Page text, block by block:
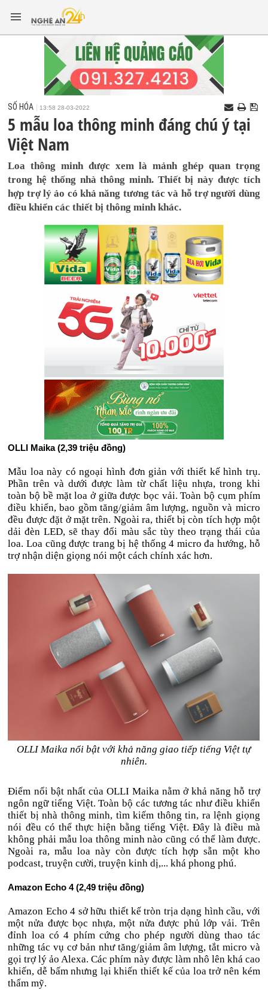
SỐ HÓA 13:58 28-03-2022
5 mẫu loa thông minh đáng chú ý tại
Việt Nam
Loa thông minh được xem là mảnh ghép quan trọng
trong hệ thống nhà thông minh. Thiết bị này được tích
hợp trợ lý ảo có khả năng tương tác và hỗ trợ người dùng
điều khiển các thiết bị thông minh khác.
OLLI Maika (2,39 triệu đồng)
Mẫu loa này có ngoại hình đơn giản với thiết kế hình trụ.
Phần trên và dưới được làm từ chất liệu nhựa, trong khi
toàn bộ bề mặt loa ở giữa được bọc vải. Toàn bộ cụm phím
điều khiển, bao gồm tăng/giảm âm lượng, nguồn và micro
đều được đặt ở mặt trên. Ngoài ra, thiết bị còn tích hợp một
dải đèn LED, sẽ thay đổi màu sắc tùy theo trạng thái của
loa. Loa cũng được trang bị hệ thống 4 micro đa hướng, hỗ
trợ nhận diện giọng nói một cách chính xác hơn.
OLLI Maika nổi bật với khả năng giao tiếp tiếng Việt tự
nhiên.
Điểm nổi bật nhất của OLLI Maika nằm ở khả năng hỗ trợ
ngôn ngữ tiếng Việt. Toàn bộ các tương tác như điều khiển
thiết bị nhà thông minh, tìm kiếm thông tin, ra lệnh giọng
nói đều có thể thực hiện bằng tiếng Việt. Đây là điều mà
không phải mẫu loa thông minh nào cũng có thể làm được.
Ngoài ra, mẫu loa này còn được tích hợp sẵn một kho
podcast, truyện cười, truyện kinh dị,... khá phong phú.
Amazon Echo 4 (2,49 triệu đồng)
Amazon Echo 4 sở hữu thiết kế tròn trịa dạng hình cầu, với
một nửa được bọc nhựa, một nửa được phủ lớp vải. Trên
đỉnh loa có 4 phím cứng cho phép người dùng thao tác
những tác vụ cơ bản như tăng/giảm âm lượng, tắt micro và
gọi trợ lý ảo Alexa. Các phím này được làm nhô lên khá cao
khiến, dễ bấm nhưng lại khiến thiết kế của loa trở nên kém
thẩm mỹ.